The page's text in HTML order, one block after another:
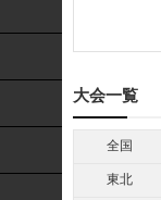
大会一覧
全国
東北